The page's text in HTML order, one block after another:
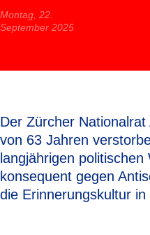
Montag, 22.
September 2025
Der Zürcher
von 63 Jahren
langjährigen
konsequent gegen
die Erinnerungskultur